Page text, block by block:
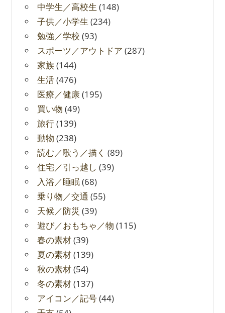
中学生／高校生 (148)
子供／小学生 (234)
勉強／学校 (93)
スポーツ／アウトドア (287)
家族(144)
生活(476)
医療／健康(195)
買い物 (49)
旅行(139)
動物 (238)
読む／歌う／描く (89)
住宅／引っ越し (39)
入浴／睡眠(68)
乗り物／交通 (55)
天候／防災 (39)
遊び／おもちゃ／物 (115)
春の素材(39)
夏の素材(139)
秋の素材(54)
冬の素材(137)
アイコン／記号(44)